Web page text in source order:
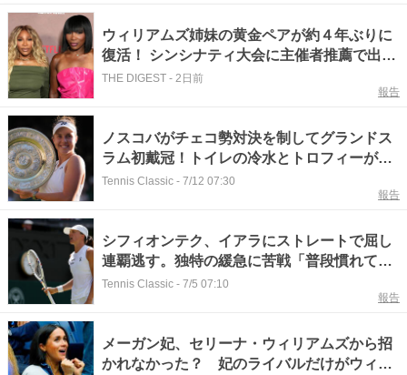
ウィリアムズ姉妹の黄金ペアが約４年ぶりに
復活！ シンシナティ大会に主催者推薦で出場
へ＜SMASH＞
THE DIGEST - 2日前
報告
ノスコバがチェコ勢対決を制してグランドス
ラム初戴冠！トイレの冷水とトロフィーがも
たらした「魂の再集中」[ウィンブルドン]
Tennis Classic - 7/12 07:30
報告
シフィオンテク、イアラにストレートで屈し
連覇逃す。独特の緩急に苦戦「普段慣れてい
るリズムとは全く異なる」[ウィンブルドン]
Tennis Classic - 7/5 07:10
報告
メーガン妃、セリーナ・ウィリアムズから招
かれなかった？ 妃のライバルだけがウィン